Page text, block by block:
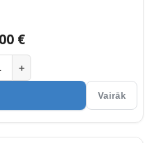
€
+
Vairāk